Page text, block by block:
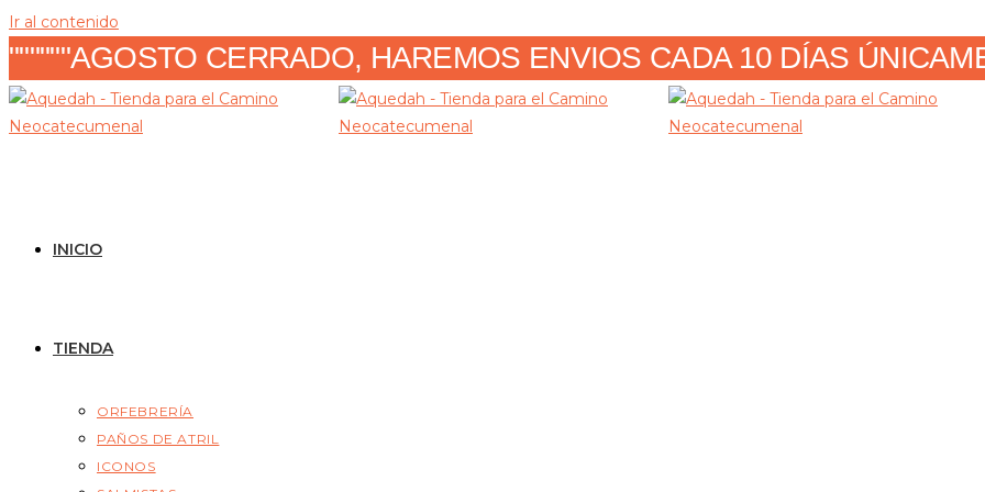
Ir al contenido
""""""AGOSTO CERRADO, HAREMOS ENVIOS CADA 10 DÍAS
INICIO
TIENDA
ORFEBRERÍA
PAÑOS DE ATRIL
ICONOS